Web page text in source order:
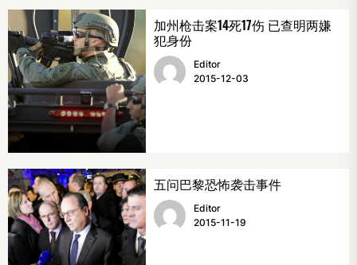
加州枪击案14死17伤 已查明两嫌
犯身份
Editor
2015-12-03
五问巴黎恐怖袭击事件
Editor
2015-11-19